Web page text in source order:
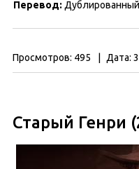
Перевод: Дублированный
Просмотров: 495 Дата:
Старый Генри